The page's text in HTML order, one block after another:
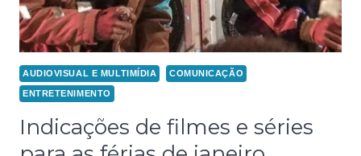
AUDIOVISUAL E MULTIMÍDIA COMUNICAÇÃO
ENTRETENIMENTO
Indicações de filmes e séries